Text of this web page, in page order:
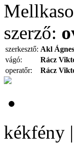
szerző:
szerkesztő: Akl Ágnes
vágó:
Rácz
operatőr:
Rácz
kékfény